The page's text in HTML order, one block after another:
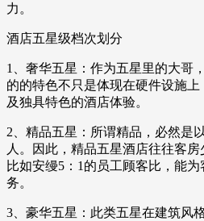
力。
酒店五星级档次划分
1、奢华五星：作为五星里的大哥
的的特色不只是体现在硬件设施
及独具特色的酒店体验。
2、精品五星：所谓精品，必然是
人。因此，精品五星酒店往往客房
比如安缦5：1的员工顾客比，能
务。
3、豪华五星：此类五星在建筑风